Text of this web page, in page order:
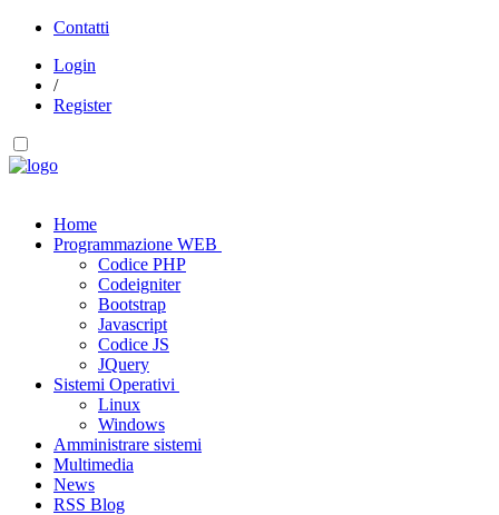
Contatti
Login
/
Register
Home
Programmazione WEB
Codice PHP
Codeigniter
Bootstrap
Javascript
Codice JS
JQuery
Sistemi Operativi
Linux
Windows
Amministrare sistemi
Multimedia
News
RSS Blog